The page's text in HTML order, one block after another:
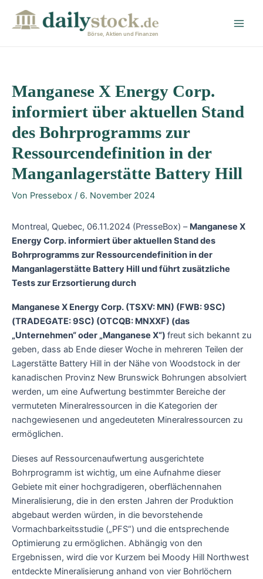
Börse, Aktien und Finanzen
Manganese X Energy Corp.
informiert über aktuellen Stand
des Bohrprogramms zur
Ressourcendefinition in der
Manganlagerstätte Battery Hill
Von Pressebox / 6. November 2024
Montreal, Quebec, 06.11.2024 (PresseBox) – Manganese X
Energy Corp. informiert über aktuellen Stand des
Bohrprogramms zur Ressourcendefinition in der
Manganlagerstätte Battery Hill und führt zusätzliche
Tests zur Erzsortierung durch
Manganese X Energy Corp. (TSXV: MN) (FWB: 9SC)
(TRADEGATE: 9SC) (OTCQB: MNXXF) (das
„Unternehmen“ oder „Manganese X“) freut sich bekannt zu
geben, dass ab Ende dieser Woche in mehreren Teilen der
Lagerstätte Battery Hill in der Nähe von Woodstock in der
kanadischen Provinz New Brunswick Bohrungen absolviert
werden, um eine Aufwertung bestimmter Bereiche der
vermuteten Mineralressourcen in die Kategorien der
nachgewiesenen und angedeuteten Mineralressourcen zu
ermöglichen.
Dieses auf Ressourcenaufwertung ausgerichtete
Bohrprogramm ist wichtig, um eine Aufnahme dieser
Gebiete mit einer hochgradigeren, oberflächennahen
Mineralisierung, die in den ersten Jahren der Produktion
abgebaut werden würden, in die bevorstehende
Vormachbarkeitsstudie („PFS“) und die entsprechende
Optimierung zu ermöglichen. Abhängig von den
Ergebnissen, wird die vor Kurzem bei Moody Hill Northwest
entdeckte Mineralisierung anhand von vier Bohrlöchern